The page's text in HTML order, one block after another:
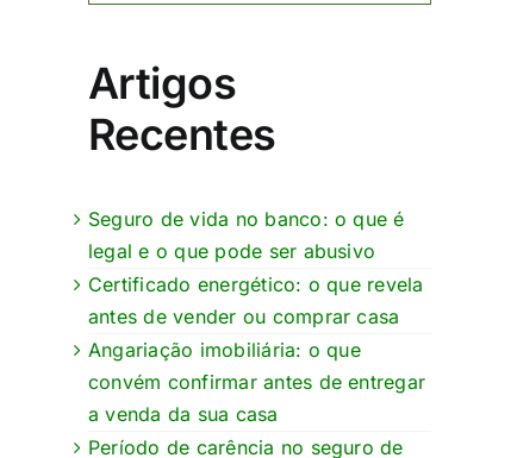
Artigos
Recentes
Seguro de vida no banco: o que é
legal e o que pode ser abusivo
Certificado energético: o que revela
antes de vender ou comprar casa
Angariação imobiliária: o que
convém confirmar antes de entregar
a venda da sua casa
Período de carência no seguro de